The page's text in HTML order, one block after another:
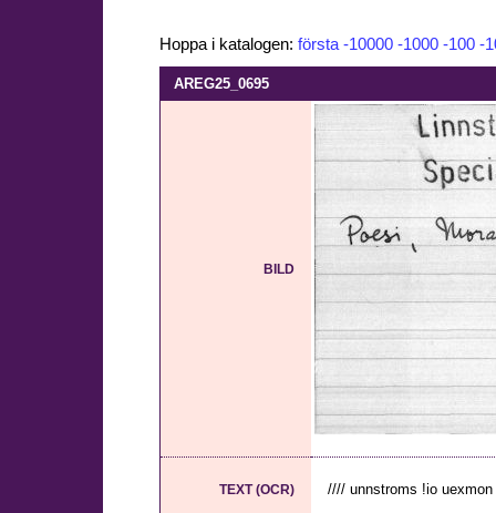
Hoppa i katalogen: första -10000 -1000 -100 -
AREG25_0695
BILD
TEXT (OCR) //// unnstroms !io